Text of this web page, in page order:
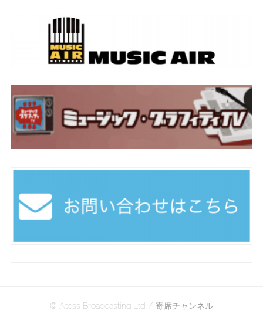
© Atoss Broadcasting Ltd. / 寄席チャンネル